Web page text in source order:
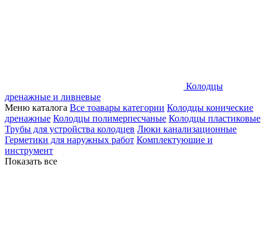
Колодцы
дренажные и ливневые
Меню каталога Все тоавары категории Колодцы конические
дренажные Колодцы полимерпесчаные Колодцы пластиковые
Трубы для устройства колодцев Люки канализационные
Герметики для наружных работ Комплектующие и
инструмент
Показать все